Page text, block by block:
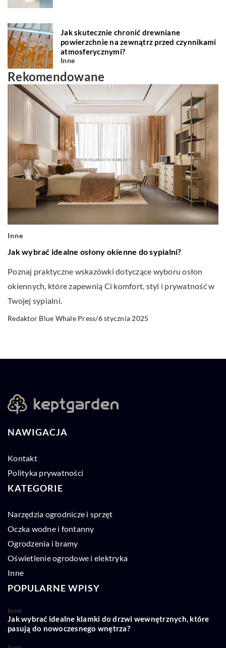
Jak skutecznie chronić drewniane
powierzchnie na zewnątrz przed czynnikami
atmosferycznymi?
Inne
Rekomendowane
Inne
Jak wybrać idealne osłony okienne do sypialni?
Poznaj praktyczne wskazówki dotyczące wyboru osłon
okiennych, które zapewnią Ci komfort, styl i prywatność w
Twojej sypialni.
Redaktor Blue Whale Press/6 stycznia 2025
NAWIGACJA
Kontakt
Polityka prywatności
KATEGORIE
Narzędzia ogrodnicze i sprzęt
Oczka wodne i fontanny
Ogrodzenia i bramy
Oświetlenie ogrodowe i elektryka
Inne
POPULARNE WPISY
Inne
Jak wybrać idealne klamki do drzwi wewnętrznych, które
pasują do nowoczesnego wnętrza?